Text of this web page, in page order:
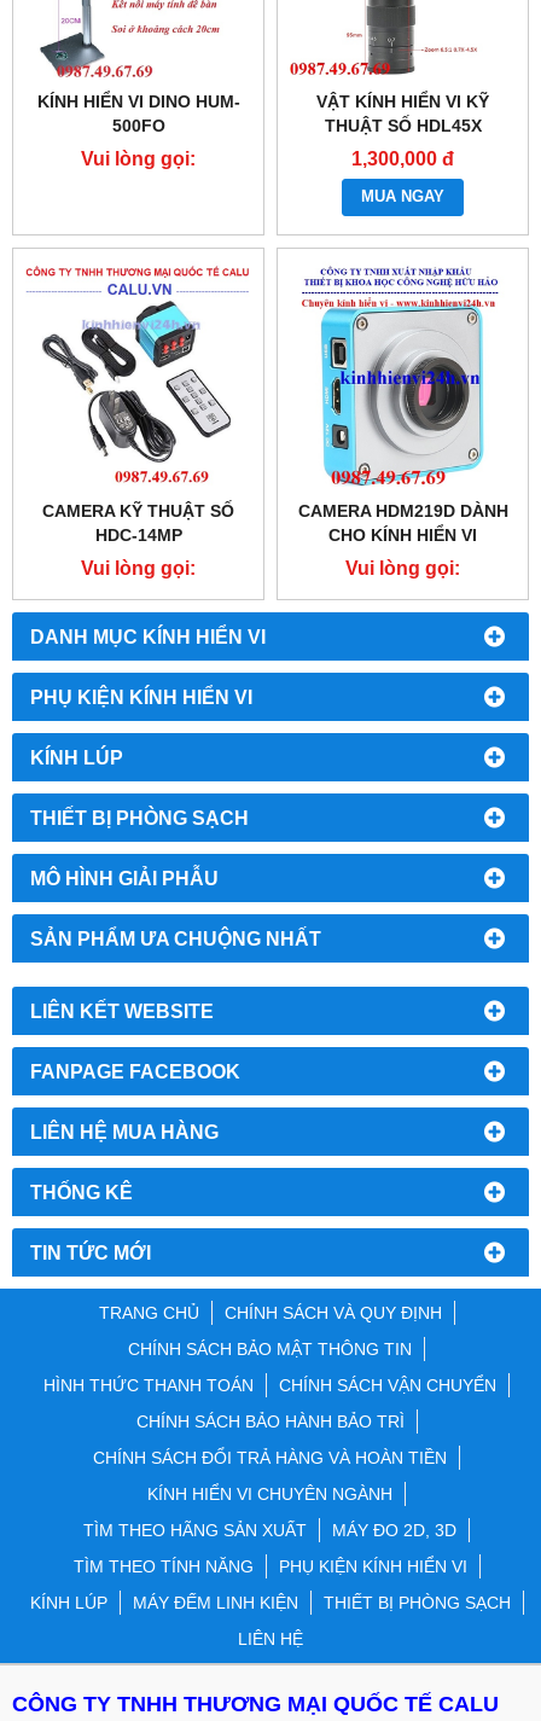
DANH MỤC KÍNH HIỂN VI
PHỤ KIỆN KÍNH HIỂN VI
KÍNH LÚP
THIẾT BỊ PHÒNG SẠCH
MÔ HÌNH GIẢI PHẪU
SẢN PHẨM ƯA CHUỘNG NHẤT
LIÊN KẾT WEBSITE
FANPAGE FACEBOOK
LIÊN HỆ MUA HÀNG
THỐNG KÊ
TIN TỨC MỚI
KÍNH HIỂN VI DINO HUM-
500FO
Vui lòng gọi:
VẬT KÍNH HIỂN VI KỸ
THUẬT SỐ HDL45X
1,300,000 đ
MUA NGAY
CAMERA KỸ THUẬT SỐ
HDC-14MP
Vui lòng gọi:
0987.49.67.69
CAMERA HDM219D DÀNH
CHO KÍNH HIỂN VI
Vui lòng gọi:
0987.49.67.69
TRANG CHỦ
CHÍNH SÁCH VÀ QUY ĐỊNH
CHÍNH SÁCH BẢO MẬT THÔNG TIN
HÌNH THỨC THANH TOÁN
CHÍNH SÁCH VẬN CHUYỂN
CHÍNH SÁCH BẢO HÀNH BẢO TRÌ
CHÍNH SÁCH ĐỔI TRẢ HÀNG VÀ HOÀN TIỀN
KÍNH HIỂN VI CHUYÊN NGÀNH
TÌM THEO HÃNG SẢN XUẤT
MÁY ĐO 2D, 3D
TÌM THEO TÍNH NĂNG
PHỤ KIỆN KÍNH HIỂN VI
KÍNH LÚP
MÁY ĐẾM LINH KIỆN
THIẾT BỊ PHÒNG SẠCH
LIÊN HỆ
CÔNG TY TNHH THƯƠNG MẠI QUỐC TẾ CALU